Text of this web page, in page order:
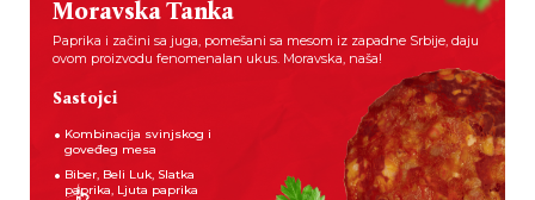
Moravska Tanka
Paprika i začini sa juga, pomešani sa mesom iz zapadne Srbije, daju
ovom proizvodu fenomenalan ukus. Moravska, naša!
Sastojci
Kombinacija svinjskog i
goveđeg mesa
Biber, Beli Luk, Slatka
paprika, Ljuta paprika